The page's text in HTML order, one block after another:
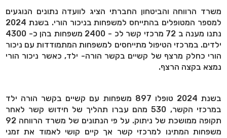
משרד הרווחה והביטחון החברתי הציג לוועדה נתונים הנוגעים
למספר המטופלים בהתייחס למשפחות בניכור הורי. בשנת 2024
נתנו מענה ב 72 מרכזי קשר לכ - 2400 משפחות בהן כ- 4300
ילדים. במרכזי הטיפול מתייחסים למשפחות המתמודדות עם ניכור
הורי כחלק מרצף של קשיים בקשר הורה- ילד, כאשר ניכור הורי
נמצא בקצה הרצף.
בשנת 2024 טופלו 897 משפחות עם קשיים בקשר הורה ילד
במרכזי הקשר, 530 מהם עברו תהליך של חידוש קשר לאחר
תקופה ממושכת של ניתוק. על פי הנתונים של משרד הרווחה 92
משפחות המתינו למרכזי קשר אך קיים קושי לאמוד את זמני